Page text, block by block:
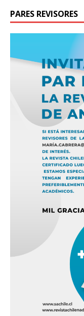
PARES REVISORES